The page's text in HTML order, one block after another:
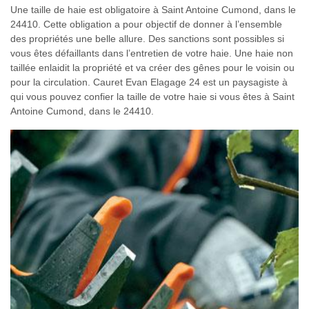
Une taille de haie est obligatoire à Saint Antoine Cumond, dans le
24410. Cette obligation a pour objectif de donner à l’ensemble
des propriétés une belle allure. Des sanctions sont possibles si
vous êtes défaillants dans l’entretien de votre haie. Une haie non
taillée enlaidit la propriété et va créer des gênes pour le voisin ou
pour la circulation. Cauret Evan Elagage 24 est un paysagiste à
qui vous pouvez confier la taille de votre haie si vous êtes à Saint
Antoine Cumond, dans le 24410.